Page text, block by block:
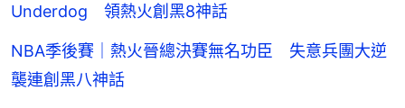
Underdog 領熱火創黑8神話
NBA季後賽｜熱火晉總決賽無名功臣 失意兵團大逆
襲連創黑八神話